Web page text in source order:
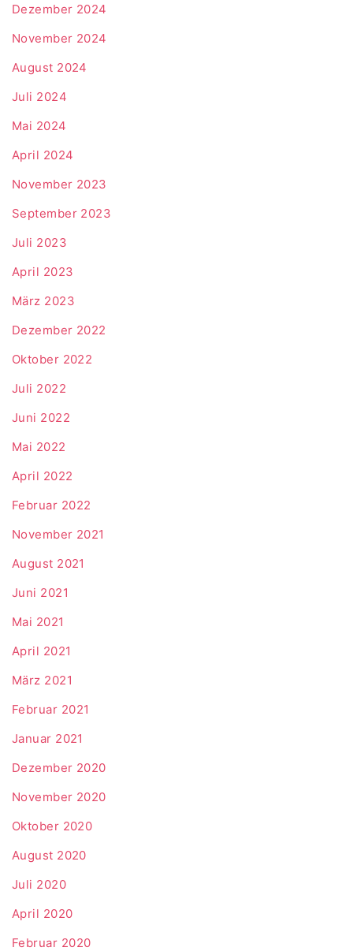
Dezember 2024
November 2024
August 2024
Juli 2024
Mai 2024
April 2024
November 2023
September 2023
Juli 2023
April 2023
März 2023
Dezember 2022
Oktober 2022
Juli 2022
Juni 2022
Mai 2022
April 2022
Februar 2022
November 2021
August 2021
Juni 2021
Mai 2021
April 2021
März 2021
Februar 2021
Januar 2021
Dezember 2020
November 2020
Oktober 2020
August 2020
Juli 2020
April 2020
Februar 2020